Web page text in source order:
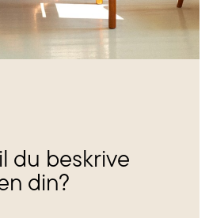
du beskrive
din?